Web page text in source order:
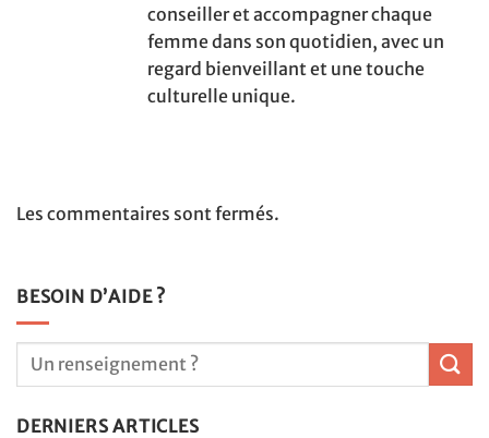
conseiller et accompagner chaque
femme dans son quotidien, avec un
regard bienveillant et une touche
culturelle unique.
Les commentaires sont fermés.
BESOIN D’AIDE ?
DERNIERS ARTICLES